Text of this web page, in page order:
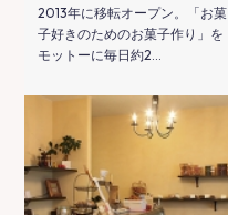
2013年に移転オープン。「お菓
子好きのためのお菓子作り」を
モットーに毎日約2…